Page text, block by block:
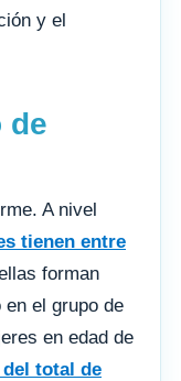
y el
de
A nivel
tienen entre
forman
el grupo de
en edad de
del total de